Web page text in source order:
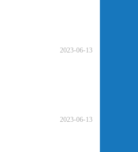
2023-06-13
2023-06-13